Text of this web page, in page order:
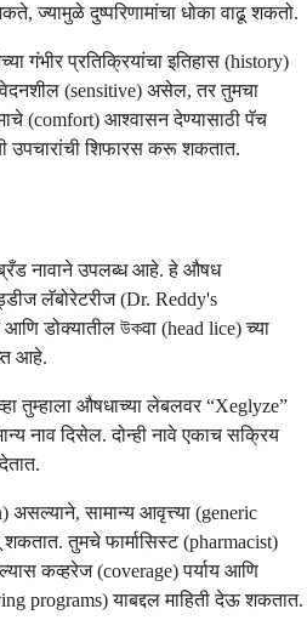
ज्यामुळे दुष्परिणामांचा धोका वाढू शकतो.
गंभीर प्रतिक्रियांचा इतिहास (history)
(sensitive) असेल, तर तुमचा
(comfort) आश्वासन देण्यासाठी पॅच
उपचारांची शिफारस करू शकतात.
नावाने उपलब्ध आहे. हे औषध
लॅबोरेटरीज (Dr. Reddy's
डोक्यातील উকवा (head lice) च्या
आहे.
तुम्हाला औषधाच्या लेबलवर “Xeglyze”
नाव दिसेल. दोन्ही नावे एकाच सक्रिय
सामान्य आवृत्त्या (generic
तुमचे फार्मासिस्ट (pharmacist)
कव्हरेज (coverage) पर्याय आणि
programs) याबद्दल माहिती देऊ शकतात.